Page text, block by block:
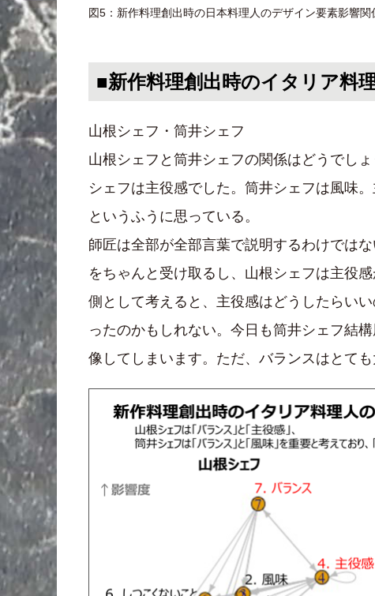
図5：新作料理創出時の日本料理人のデザイン要素影響関
■新作料理創出時のイタリア料
山根シェフ・筒井シェフ
山根シェフと筒井シェフの関係はどうでし
シェフは主役感でした。筒井シェフは風味
というふうに思っている。
師匠は全部が全部言葉で説明するわけでは
をちゃんと受け取るし、山根シェフは主役
側として考えると、主役感はどうしたらい
ったのかもしれない。今日も筒井シェフ結
像してしまいます。ただ、バランスはとて